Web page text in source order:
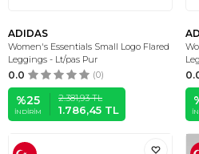
ADIDAS
Women's Essentials Small Logo Flared
Leggings - Lt/pas Pur
0.0 (0)
%25
İNDIRIM
2.381,93TL
1.786,45 TL